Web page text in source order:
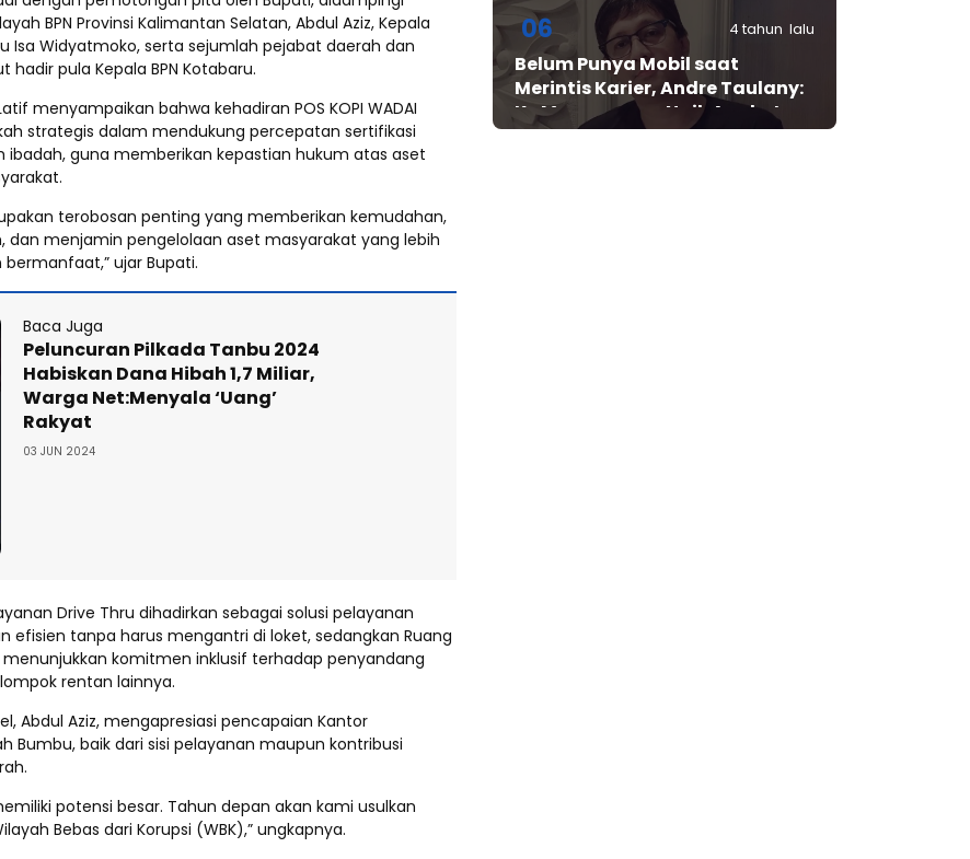
BPN Provinsi Kalimantan Selatan, Abdul Aziz, Kepala
Isa Widyatmoko, serta sejumlah pejabat daerah dan
hadir pula Kepala BPN Kotabaru.
menyampaikan bahwa kehadiran POS KOPI WADAI
strategis dalam mendukung percepatan sertifikasi
ibadah, guna memberikan kepastian hukum atas aset
terobosan penting yang memberikan kemudahan,
dan menjamin pengelolaan aset masyarakat yang lebih
ujar Bupati.
Baca Juga
Peluncuran Pilkada Tanbu 2024
Habiskan Dana Hibah 1,7 Miliar,
Warga Net:Menyala ‘Uang’
Rakyat
03 JUN 2024
Drive Thru dihadirkan sebagai solusi pelayanan
efisien tanpa harus mengantri di loket, sedangkan Ruang
menunjukkan komitmen inklusif terhadap penyandang
rentan lainnya.
Abdul Aziz, mengapresiasi pencapaian Kantor
Bumbu, baik dari sisi pelayanan maupun kontribusi
potensi besar. Tahun depan akan kami usulkan
Bebas dari Korupsi (WBK),” ungkapnya.
06 4 tahun lalu
Belum Punya Mobil saat
Merintis Karier, Andre Taulany:
Ke Mana-mana Naik Angkot